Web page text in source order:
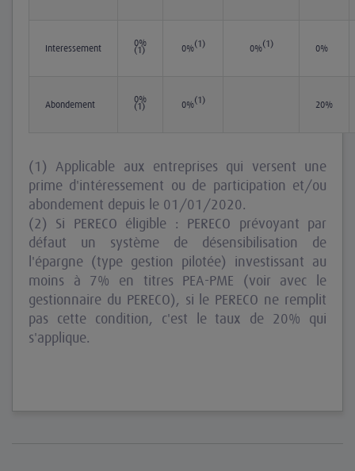
Intéressement
0%
(1) 0%(1) 0%(1) 0%
Abondement
0%
(1) 0%(1) 20%
(1) Applicable aux entreprises qui versent une
prime d'intéressement ou de participation et/ou
abondement depuis le 01/01/2020.
(2) Si PERECO éligible : PERECO prévoyant par
défaut un système de désensibilisation de
l'épargne (type gestion pilotée) investissant au
moins à 7% en titres PEA-PME (voir avec le
gestionnaire du PERECO), si le PERECO ne remplit
pas cette condition, c'est le taux de 20% qui
s'applique.